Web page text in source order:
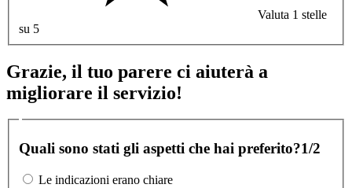
Valuta 1 stelle
su 5
Grazie, il tuo parere ci aiuterà a
migliorare il servizio!
Quali sono stati gli aspetti che hai preferito?1/2
Le indicazioni erano chiare